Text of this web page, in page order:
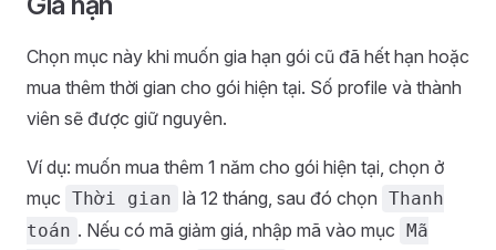
Chọn mục này khi muốn gia hạn gói cũ đã hết hạn hoặc
mua thêm thời gian cho gói hiện tại. Số profile và thành
viên sẽ được giữ nguyên.
Ví dụ: muốn mua thêm 1 năm cho gói hiện tại, chọn ở
mục Thời gian là 12 tháng, sau đó chọn Thanh
toán . Nếu có mã giảm giá, nhập mã vào mục Mã